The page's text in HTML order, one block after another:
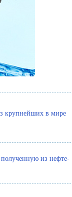
крупнейших в мире
из нефте-